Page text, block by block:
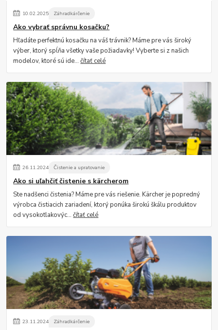
10.02.2025 Záhradkárčenie
Ako vybrať správnu kosačku?
Hľadáte perfektnú kosačku na váš trávnik? Máme pre vás široký
výber, ktorý spĺňa všetky vaše požiadavky! Vyberte si z našich
modelov, ktoré sú ide...čítať celé
26.11.2024 Čistenie a upratovanie
Ako si uľahčiť čistenie s kärcherom
Ste nadšenci čistenia? Máme pre vás riešenie. Kärcher je popredný
výrobca čistiacich zariadení, ktorý ponúka širokú škálu produktov
od vysokotlakovýc...čítať celé
23.11.2024 Záhradkárčenie